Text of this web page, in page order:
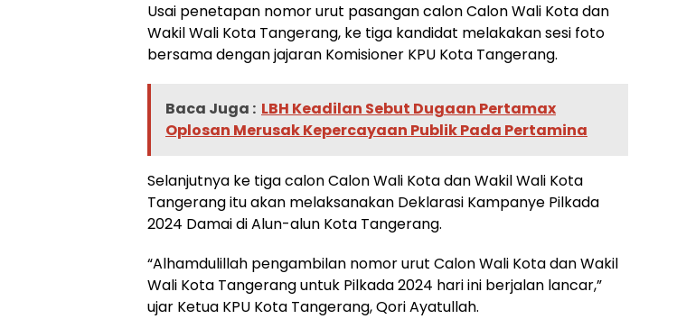
Usai penetapan nomor urut pasangan calon Calon Wali Kota dan
Wakil Wali Kota Tangerang, ke tiga kandidat melakakan sesi foto
bersama dengan jajaran Komisioner KPU Kota Tangerang.
Baca Juga : LBH Keadilan Sebut Dugaan Pertamax
Oplosan Merusak Kepercayaan Publik Pada Pertamina
Selanjutnya ke tiga calon Calon Wali Kota dan Wakil Wali Kota
Tangerang itu akan melaksanakan Deklarasi Kampanye Pilkada
2024 Damai di Alun-alun Kota Tangerang.
“Alhamdulillah pengambilan nomor urut Calon Wali Kota dan Wakil
Wali Kota Tangerang untuk Pilkada 2024 hari ini berjalan lancar,”
ujar Ketua KPU Kota Tangerang, Qori Ayatullah.